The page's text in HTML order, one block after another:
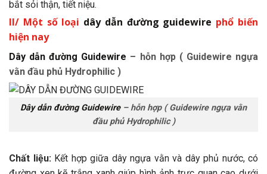
bắt sỏi thận, tiết niệu.
II/ Một số loại dây dẫn đường guidewire phổ biến
hiện nay
Dây dẫn đường Guidewire – hỗn hợp ( Guidewire ngựa
vằn đầu phủ Hydrophilic )
Dây dẫn đường Guidewire– hỗn hợp ( Guidewire ngựa vằn
đầu phủ Hydrophilic )
Chất liệu:Kết hợp giữa dây ngựa vằn và dây phủ nước, có